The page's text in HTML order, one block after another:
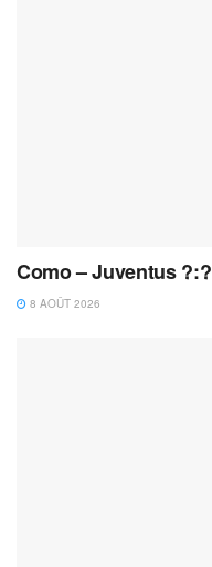
Como – Juventus ?:?
8 AOÛT 2026